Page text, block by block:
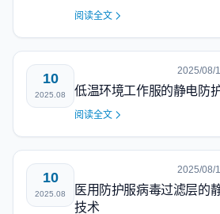
阅读全文
10
2025.08
2025/08/
低温环境工作服的静电防
阅读全文
10
2025.08
2025/08/
医用防护服病毒过滤层的
技术